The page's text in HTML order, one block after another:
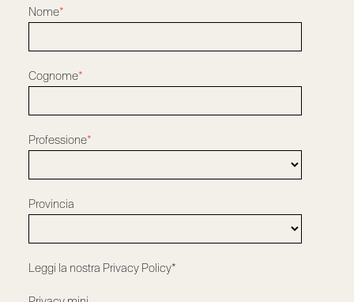
Nome*
Cognome*
Professione*
Provincia
Leggi la nostra Privacy Policy*